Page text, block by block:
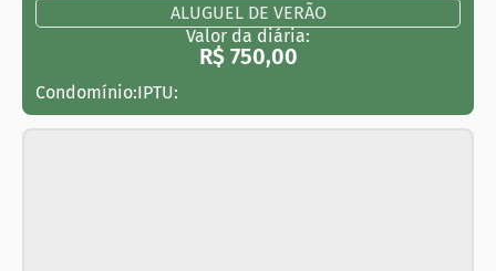
ALUGUEL DE VERÃO
Valor da diária:
R$ 750,00
Condomínio:IPTU: